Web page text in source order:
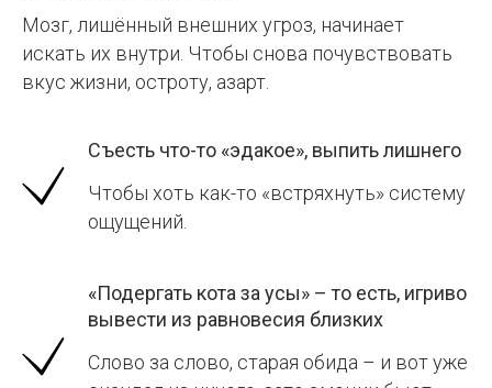
Мозг, лишённый внешних угроз, начинает
искать их внутри. Чтобы снова почувствовать
вкус жизни, остроту, азарт.
Съесть что-то «эдакое», выпить лишнего
Чтобы хоть как-то «встряхнуть» систему
ощущений.
«Подергать кота за усы» – то есть, игриво
вывести из равновесия близких
Слово за слово, старая обида – и вот уже